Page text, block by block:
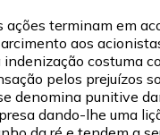
ações terminam em
aos
indenização costuma
pelos prejuízos
denomina punitive
dando-lhe uma